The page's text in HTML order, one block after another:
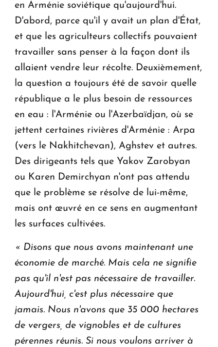
en Arménie soviétique qu'aujourd'hui.
D'abord, parce qu'il y avait un plan d'État,
et que les agriculteurs collectifs pouvaient
travailler sans penser à la façon dont ils
allaient vendre leur récolte. Deuxièmement,
la question a toujours été de savoir quelle
république a le plus besoin de ressources
en eau : l'Arménie ou l'Azerbaïdjan, où se
jettent certaines rivières d'Arménie : Arpa
(vers le Nakhitchevan), Aghstev et autres.
Des dirigeants tels que Yakov Zarobyan
ou Karen Demirchyan n'ont pas attendu
que le problème se résolve de lui-même,
mais ont œuvré en ce sens en augmentant
les surfaces cultivées.
« Disons que nous avons maintenant une
économie de marché. Mais cela ne signifie
pas qu'il n'est pas nécessaire de travailler.
Aujourd'hui, c'est plus nécessaire que
jamais. Nous n'avons que 35 000 hectares
de vergers, de vignobles et de cultures
pérennes réunis. Si nous voulons arriver à